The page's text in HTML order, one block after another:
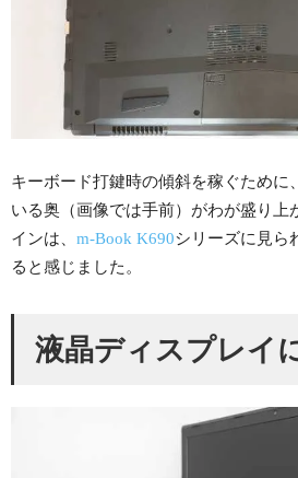
キーボード打鍵時の傾斜を稼ぐために
いる奥（画像では手前）がわが盛り上
インは、 m-Book K690シリーズに見ら
ると感じました。
液晶ディスプレイ